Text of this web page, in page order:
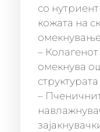
со
кожата на
–
омекнува
–